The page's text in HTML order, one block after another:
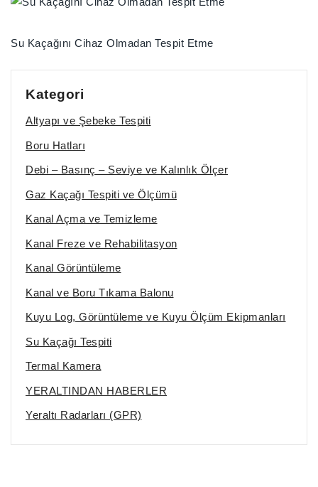
Su Kaçağını Cihaz Olmadan Tespit Etme
Kategori
Altyapı ve Şebeke Tespiti
Boru Hatları
Debi – Basınç – Seviye ve Kalınlık Ölçer
Gaz Kaçağı Tespiti ve Ölçümü
Kanal Açma ve Temizleme
Kanal Freze ve Rehabilitasyon
Kanal Görüntüleme
Kanal ve Boru Tıkama Balonu
Kuyu Log, Görüntüleme ve Kuyu Ölçüm Ekipmanları
Su Kaçağı Tespiti
Termal Kamera
YERALTINDAN HABERLER
Yeraltı Radarları (GPR)